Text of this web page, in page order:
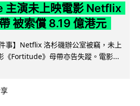
主演未上映電影 Netflix
被索償 8.19 億港元
事】Netflix 洛杉磯辦公室被竊，未上
《Fortitude》母帶亦告失蹤。電影...